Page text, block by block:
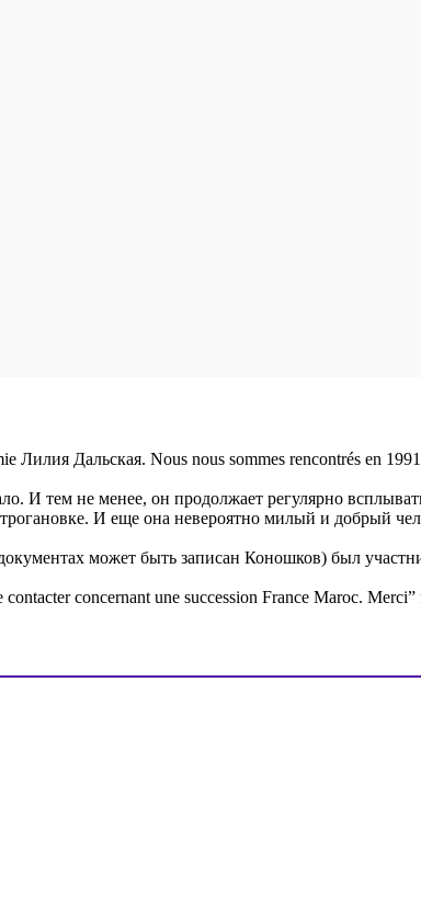
Лилия Дальская. Nous nous sommes rencontrés en
И тем не менее, он продолжает регулярно
И еще она невероятно милый и добрый
может быть записан Коношков) был
concernant une succession France Maroc. Merci”